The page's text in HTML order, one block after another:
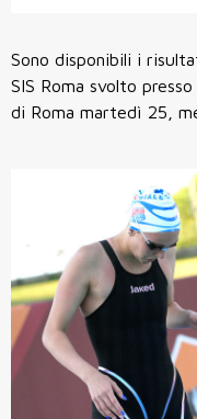
Sono disponibili i
SIS Roma svolto
di Roma martedì 25,